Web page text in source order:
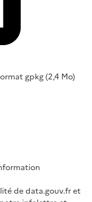
gpkg(2,4 Mo)
de data.gouv.fr et